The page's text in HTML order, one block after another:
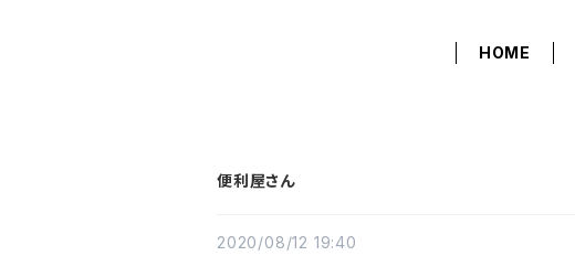
HOME
便利屋さん
2020/08/12 19:40